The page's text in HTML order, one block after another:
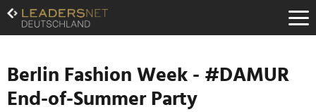
Zum
Inhalt
Zur
Navigation
Zur
Hauptnavigation
Berlin Fashion Week - #DAMUR
End-of-Summer Party